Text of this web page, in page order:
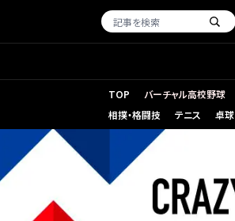
TOP バーチャル高校野球
相撲・格闘技
テニス 卓球